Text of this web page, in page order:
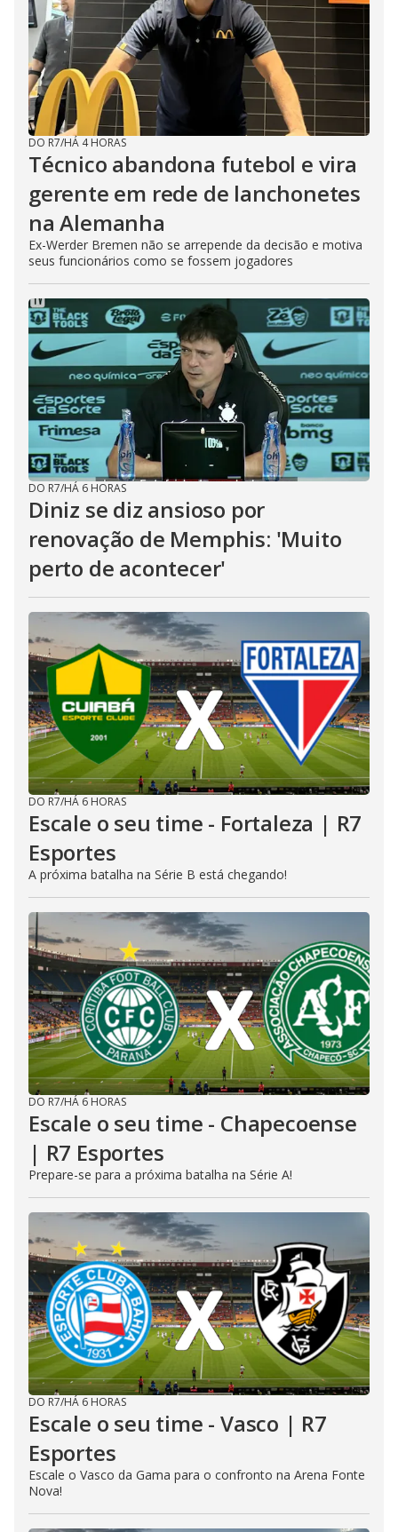
DO R7/HÁ 4 HORAS
Técnico abandona futebol e vira
gerente em rede de lanchonetes
na Alemanha
Ex-Werder Bremen não se arrepende da decisão e motiva
seus funcionários como se fossem jogadores
DO R7/HÁ 6 HORAS
Diniz se diz ansioso por
renovação de Memphis: 'Muito
perto de acontecer'
DO R7/HÁ 6 HORAS
Escale o seu time - Fortaleza | R7
Esportes
A próxima batalha na Série B está chegando!
DO R7/HÁ 6 HORAS
Escale o seu time - Chapecoense
| R7 Esportes
Prepare-se para a próxima batalha na Série A!
DO R7/HÁ 6 HORAS
Escale o seu time - Vasco | R7
Esportes
Escale o Vasco da Gama para o confronto na Arena Fonte
Nova!